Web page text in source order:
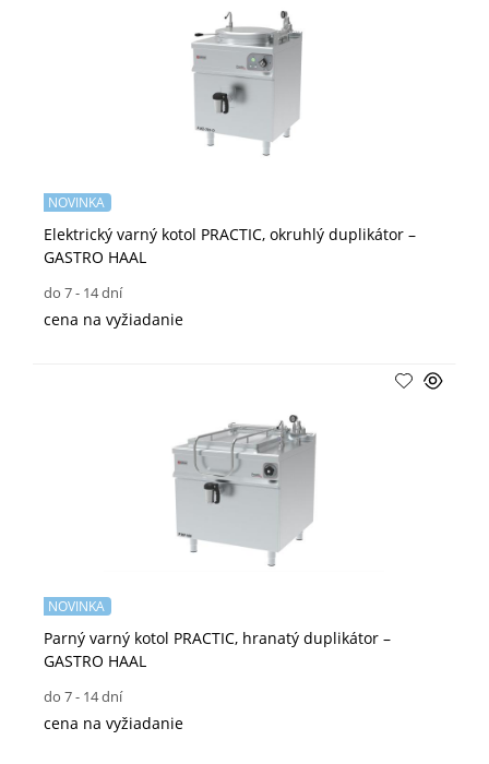
Elektrický varný kotol PRACTIC, okruhlý duplikátor –
GASTRO HAAL
NOVINKA
do 7 - 14 dní
cena na vyžiadanie
Parný varný kotol PRACTIC, hranatý duplikátor –
GASTRO HAAL
NOVINKA
do 7 - 14 dní
cena na vyžiadanie